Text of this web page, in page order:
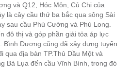
và Q12, Hóc Môn, Củ Chi của
là cây cầu thứ ba bắc qua sông Sài
sau cầu Phú Cường và Phú Long.
đô thị và góp phần giải tỏa áp lực
Bình Dương cũng đã xây dựng tuyến
qua địa bàn TP.Thủ Dầu Một và
Bà Lụa đến cầu Vĩnh Bình, trong đó